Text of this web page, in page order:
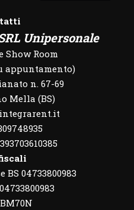
Unipersonale
Show Room
appuntamento)
n. 67-69
Mella (BS)
BS 04733800983